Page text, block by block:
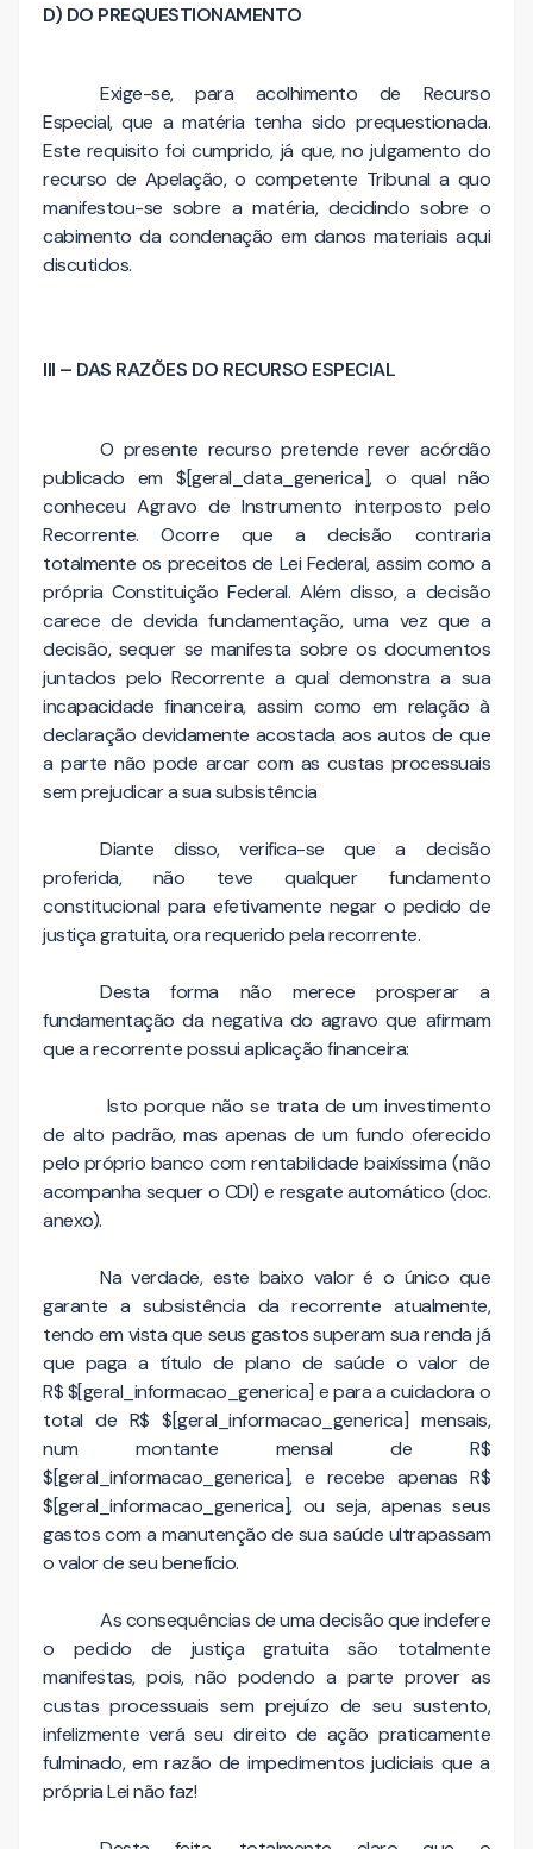
D) DO PREQUESTIONAMENTO
Exige-se, para acolhimento de Recurso
Especial, que a matéria tenha sido prequestionada.
Este requisito foi cumprido, já que, no julgamento do
recurso de Apelação, o competente Tribunal a quo
manifestou-se sobre a matéria, decidindo sobre o
cabimento da condenação em danos materiais aqui
discutidos.
III – DAS RAZÕES DO RECURSO ESPECIAL
O presente recurso pretende rever acórdão
publicado em $[geral_data_generica], o qual não
conheceu Agravo de Instrumento interposto pelo
Recorrente. Ocorre que a decisão contraria
totalmente os preceitos de Lei Federal, assim como a
própria Constituição Federal. Além disso, a decisão
carece de devida fundamentação, uma vez que a
decisão, sequer se manifesta sobre os documentos
juntados pelo Recorrente a qual demonstra a sua
incapacidade financeira, assim como em relação à
declaração devidamente acostada aos autos de que
a parte não pode arcar com as custas processuais
sem prejudicar a sua subsistência
Diante disso, verifica-se que a decisão
proferida, não teve qualquer fundamento
constitucional para efetivamente negar o pedido de
justiça gratuita, ora requerido pela recorrente.
Desta forma não merece prosperar a
fundamentação da negativa do agravo que afirmam
que a recorrente possui aplicação financeira:
Isto porque não se trata de um investimento
de alto padrão, mas apenas de um fundo oferecido
pelo próprio banco com rentabilidade baixíssima (não
acompanha sequer o CDI) e resgate automático (doc.
anexo).
Na verdade, este baixo valor é o único que
garante a subsistência da recorrente atualmente,
tendo em vista que seus gastos superam sua renda já
que paga a título de plano de saúde o valor de
R$$[geral_informacao_generica] e para a cuidadora o
total de R$$[geral_informacao_generica] mensais,
num montante mensal de R$
$[geral_informacao_generica], e recebe apenas R$
$[geral_informacao_generica], ou seja, apenas seus
gastos com a manutenção de sua saúde ultrapassam
o valor de seu benefício.
As consequências de uma decisão que indefere
o pedido de justiça gratuita são totalmente
manifestas, pois, não podendo a parte prover as
custas processuais sem prejuízo de seu sustento,
infelizmente verá seu direito de ação praticamente
fulminado, em razão de impedimentos judiciais que a
própria Lei não faz!